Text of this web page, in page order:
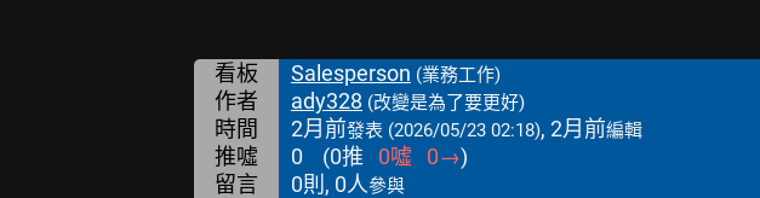
看板 Salesperson (業務工作)
作者 ady328 (改變是為了要更好)
時間 2月前發表 (2026/05/23 02:18), 2月前編輯
推噓 0 (0推 0噓 0→)
留言
0則, 0人參與